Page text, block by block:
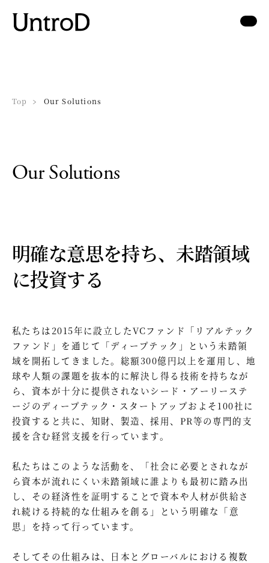
Top Our Solutions
Our Solutions
明確な意思を持ち、未踏領域
に投資する
私たちは2015年に設立したVCファンド「リアルテック
ファンド」を通じて「ディープテック」という未踏領
域を開拓してきました。総額300億円以上を運用し、地
球や人類の課題を抜本的に解決し得る技術を持ちなが
ら、資本が十分に提供されないシード・アーリーステ
ージのディープテック・スタートアップおよそ100社に
投資すると共に、知財、製造、採用、PR等の専門的支
援を含む経営支援を行っています。
私たちはこのような活動を、「社会に必要とされなが
ら資本が流れにくい未踏領域に誰よりも最初に踏み出
し、その経済性を証明することで資本や人材が供給さ
れ続ける持続的な仕組みを創る」という明確な「意
思」を持って行っています。
そしてその仕組みは、日本とグローバルにおける複数